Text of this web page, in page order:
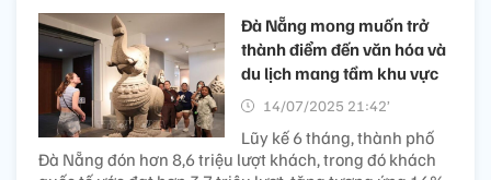
Đà Nẵng mong muốn trở
thành điểm đến văn hóa và
du lịch mang tầm khu vực
14/07/2025 21:42’
Lũy kế 6 tháng, thành phố
Đà Nẵng đón hơn 8,6 triệu lượt khách, trong đó khách